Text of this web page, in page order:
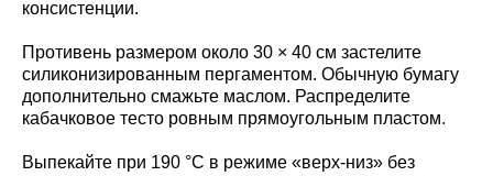
консистенции.
Противень размером около 30 × 40 см застелите
силиконизированным пергаментом. Обычную бумагу
дополнительно смажьте маслом. Распределите
кабачковое тесто ровным прямоугольным пластом.
Выпекайте при 190 °C в режиме «верх-низ» без